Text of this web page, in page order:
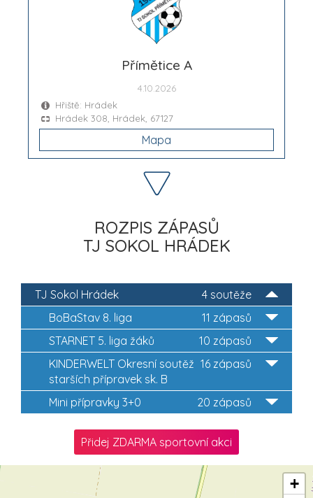
Přímětice A
4.10.2026
Hřiště: Hrádek
Hrádek 308, Hrádek, 67127
Mapa
ROZPIS ZÁPASŮ
TJ SOKOL HRÁDEK
4 soutěže
TJ Sokol Hrádek
11 zápasů
BoBaStav 8. liga
10 zápasů
STARNET 5. liga žáků
16 zápasů
KINDERWELT Okresní soutěž
starších přípravek sk. B
20 zápasů
Mini přípravky 3+0
Přidej ZDARMA sportovní akci
+